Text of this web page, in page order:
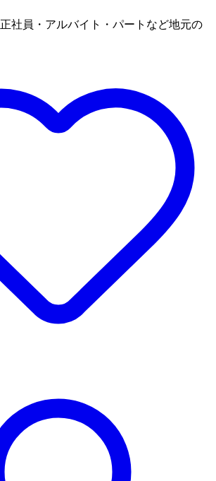
正社員・アルバイト・パートなど地元の